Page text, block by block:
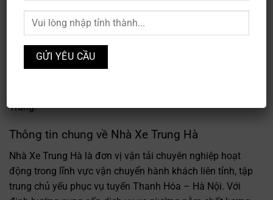
xe giường nằm chất lượng cao. Với đội ngũ nhân viên
chu đáo, nhiệt tình và trang bị xe hiện đại, nhà xe đã
khẳng định vị thế trong lĩnh vực vận chuyển liên tỉnh.
Trung Hà đặc biệt nổi bật với dàn xe giường nằm 40 chỗ,
Trung.
Thông tin chung về Nhà Xe Trung Hà
Nhà Xe Trung Hà là đơn vị vận tải chuyên nghiệp hoạt
động trong lĩnh vực vận chuyển hành khách liên tỉnh, tập
trung chủ yếu phục vụ tuyến Thanh Hóa – Hà Nội. Với